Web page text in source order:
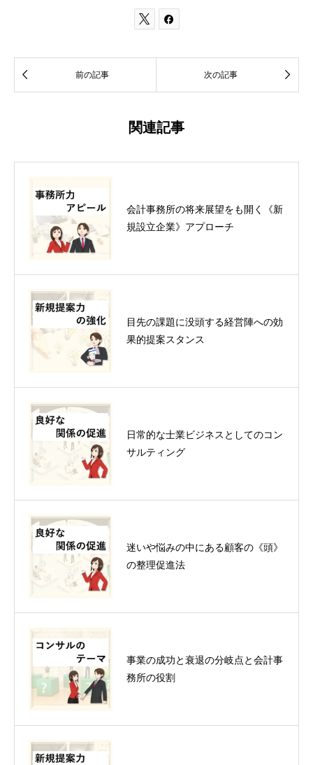
 
 前の記事 次の記事 
関連記事
会計事務所の将来展望をも開く《新
規設立企業》アプローチ
目先の課題に没頭する経営陣への効
果的提案スタンス
日常的な士業ビジネスとしてのコン
サルティング
迷いや悩みの中にある顧客の《頭》
の整理促進法
事業の成功と衰退の分岐点と会計事
務所の役割